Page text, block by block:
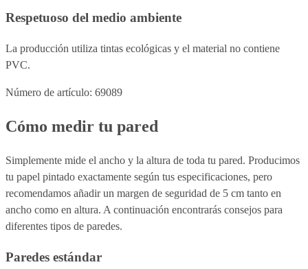
Respetuoso del medio ambiente
La producción utiliza tintas ecológicas y el material no contiene
PVC.
Número de artículo: 69089
Cómo medir tu pared
Simplemente mide el ancho y la altura de toda tu pared. Producimos
tu papel pintado exactamente según tus especificaciones, pero
recomendamos añadir un margen de seguridad de 5 cm tanto en
ancho como en altura. A continuación encontrarás consejos para
diferentes tipos de paredes.
Paredes estándar